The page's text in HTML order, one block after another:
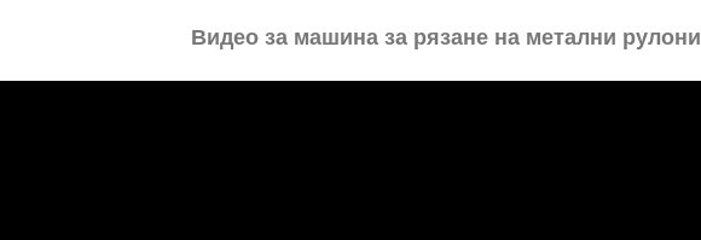
Видео за машина за рязане на метални рулони